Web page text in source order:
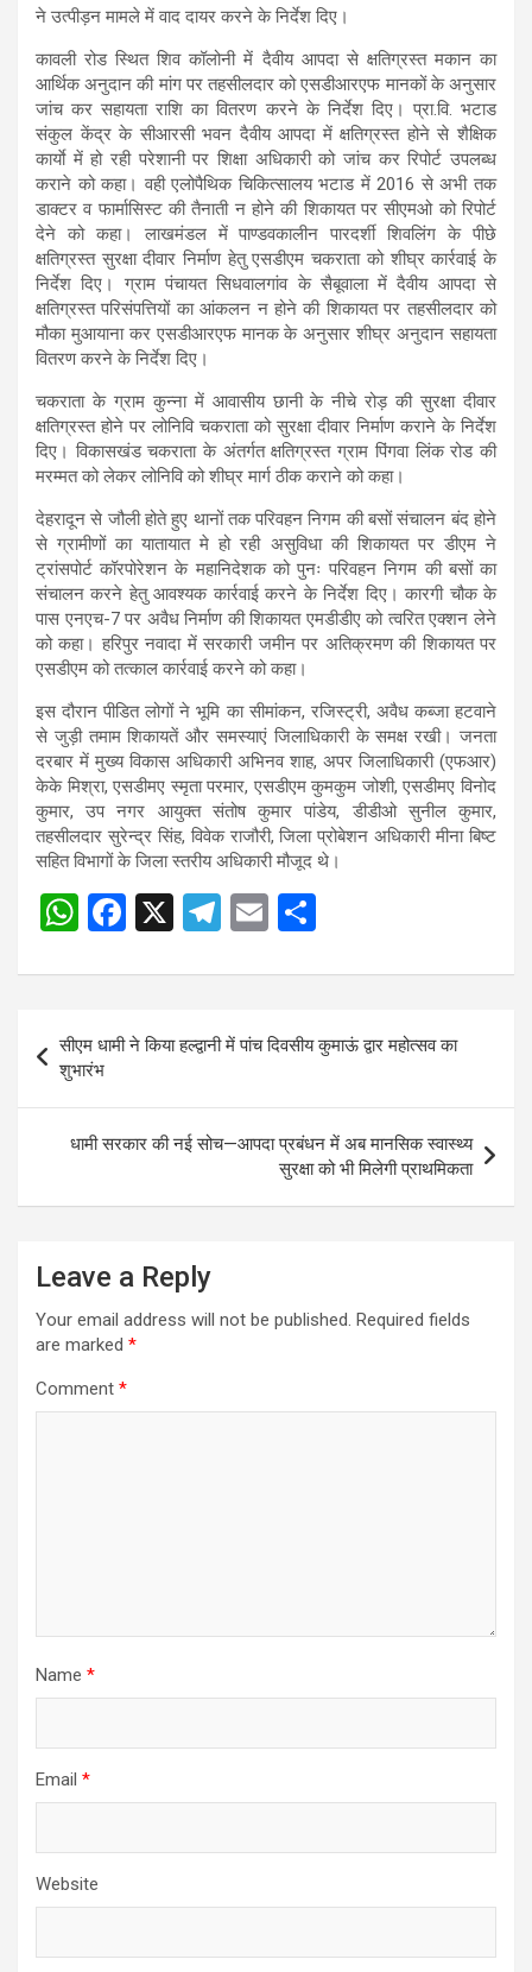
ने उत्पीड़न मामले में वाद दायर करने के निर्देश दिए।
कावली रोड स्थित शिव कॉलोनी में दैवीय आपदा से क्षतिग्रस्त मकान का
आर्थिक अनुदान की मांग पर तहसीलदार को एसडीआरएफ मानकों के अनुसार
जांच कर सहायता राशि का वितरण करने के निर्देश दिए। प्रा.वि. भटाड
संकुल केंद्र के सीआरसी भवन दैवीय आपदा में क्षतिग्रस्त होने से शैक्षिक
कार्याे में हो रही परेशानी पर शिक्षा अधिकारी को जांच कर रिपोर्ट उपलब्ध
कराने को कहा। वही एलोपैथिक चिकित्सालय भटाड में 2016 से अभी तक
डाक्टर व फार्मासिस्ट की तैनाती न होने की शिकायत पर सीएमओ को रिपोर्ट
देने को कहा। लाखमंडल में पाण्डवकालीन पारदर्शी शिवलिंग के पीछे
क्षतिग्रस्त सुरक्षा दीवार निर्माण हेतु एसडीएम चकराता को शीघ्र कार्रवाई के
निर्देश दिए। ग्राम पंचायत सिधवालगांव के सैबूवाला में दैवीय आपदा से
क्षतिग्रस्त परिसंपत्तियों का आंकलन न होने की शिकायत पर तहसीलदार को
मौका मुआयाना कर एसडीआरएफ मानक के अनुसार शीघ्र अनुदान सहायता
वितरण करने के निर्देश दिए।
चकराता के ग्राम कुन्ना में आवासीय छानी के नीचे रोड़ की सुरक्षा दीवार
क्षतिग्रस्त होने पर लोनिवि चकराता को सुरक्षा दीवार निर्माण कराने के निर्देश
दिए। विकासखंड चकराता के अंतर्गत क्षतिग्रस्त ग्राम पिंगवा लिंक रोड की
मरम्मत को लेकर लोनिवि को शीघ्र मार्ग ठीक कराने को कहा।
देहरादून से जौली होते हुए थानों तक परिवहन निगम की बसों संचालन बंद होने
से ग्रामीणों का यातायात मे हो रही असुविधा की शिकायत पर डीएम ने
ट्रांसपोर्ट कॉरपोरेशन के महानिदेशक को पुनः परिवहन निगम की बसों का
संचालन करने हेतु आवश्यक कार्रवाई करने के निर्देश दिए। कारगी चौक के
पास एनएच-7 पर अवैध निर्माण की शिकायत एमडीडीए को त्वरित एक्शन लेने
को कहा। हरिपुर नवादा में सरकारी जमीन पर अतिक्रमण की शिकायत पर
एसडीएम को तत्काल कार्रवाई करने को कहा।
इस दौरान पीडित लोगों ने भूमि का सीमांकन, रजिस्ट्री, अवैध कब्जा हटवाने
से जुड़ी तमाम शिकायतें और समस्याएं जिलाधिकारी के समक्ष रखी। जनता
दरबार में मुख्य विकास अधिकारी अभिनव शाह, अपर जिलाधिकारी (एफआर)
केके मिश्रा, एसडीमए स्मृता परमार, एसडीएम कुमकुम जोशी, एसडीमए विनोद
कुमार, उप नगर आयुक्त संतोष कुमार पांडेय, डीडीओ सुनील कुमार,
तहसीलदार सुरेन्द्र सिंह, विवेक राजौरी, जिला प्रोबेशन अधिकारी मीना बिष्ट
सहित विभागों के जिला स्तरीय अधिकारी मौजूद थे।
W
at
A
p
p
F
ce
b
o
o
k
X
T
e
gr
a
m
E
ail ar
Post
navigation
सीएम धामी ने किया हल्द्वानी में पांच दिवसीय कुमाऊं द्वार महोत्सव का
शुभारंभ
धामी सरकार की नई सोच—आपदा प्रबंधन में अब मानसिक स्वास्थ्य
सुरक्षा को भी मिलेगी प्राथमिकता
Leave a Reply
Your email address will not be published. Required fields
are marked *
Comment *
Name *
Email *
Website